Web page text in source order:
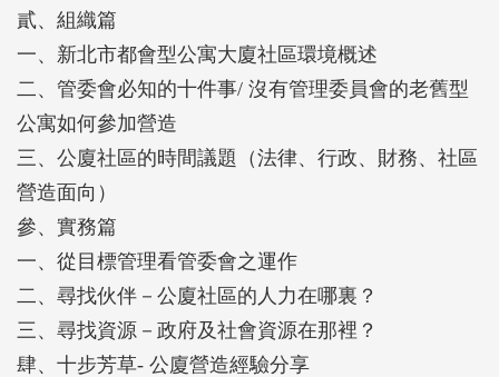
貳、組織篇
一、新北市都會型公寓大廈社區環境概述
二、管委會必知的十件事/ 沒有管理委員會的老舊型
公寓如何參加營造
三、公廈社區的時間議題（法律、行政、財務、社區
營造面向）
參、實務篇
一、從目標管理看管委會之運作
二、尋找伙伴－公廈社區的人力在哪裏？
三、尋找資源－政府及社會資源在那裡？
肆、十步芳草- 公廈營造經驗分享